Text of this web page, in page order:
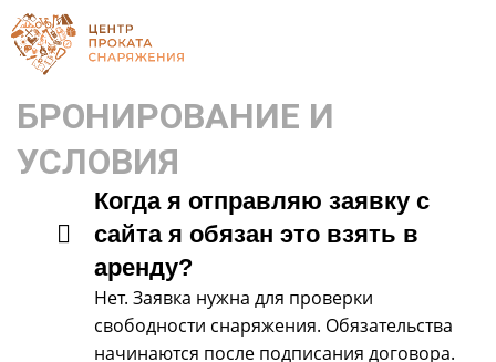
БРОНИРОВАНИЕ И
УСЛОВИЯ
Когда я отправляю заявку с
сайта я обязан это взять в
аренду?
Нет. Заявка нужна для проверки
свободности снаряжения. Обязательства
начинаются после подписания договора.